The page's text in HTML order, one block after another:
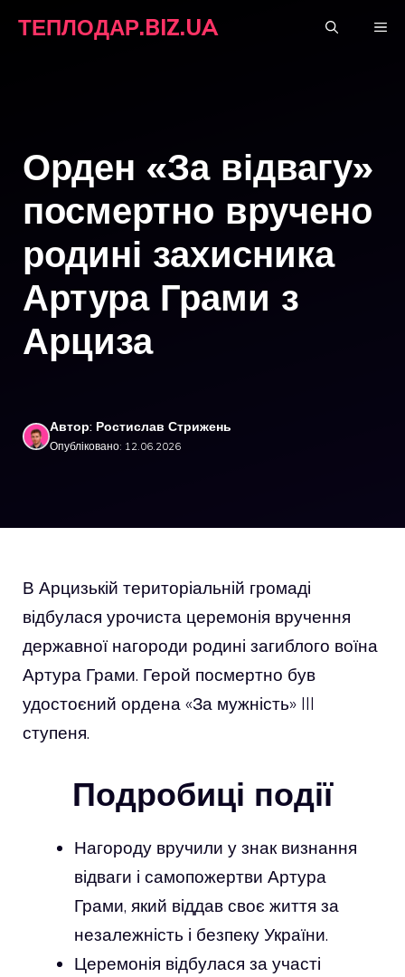
ТЕПЛОДАР.BIZ.UA
Орден «За відвагу»
посмертно вручено
родині захисника
Артура Грами з
Арциза
Автор: Ростислав Стрижень
Опубліковано: 12.06.2026
В Арцизькій територіальній громаді
відбулася урочиста церемонія вручення
державної нагороди родині загиблого воїна
Артура Грами. Герой посмертно був
удостоєний ордена «За мужність» III
ступеня.
Подробиці події
Нагороду вручили у знак визнання
відваги і самопожертви Артура
Грами, який віддав своє життя за
незалежність і безпеку України.
Церемонія відбулася за участі